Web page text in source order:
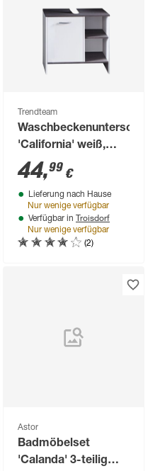
Trendteam
'California' weiß,
silbern 60 x 55 x 28
cm
44,99 €
Lieferung nach Hause
Nur wenige verfügbar
Verfügbar in Troisdorf
Nur wenige verfügbar
(2)
Astor
Badmöbelset
'Calanda' 3-teilig